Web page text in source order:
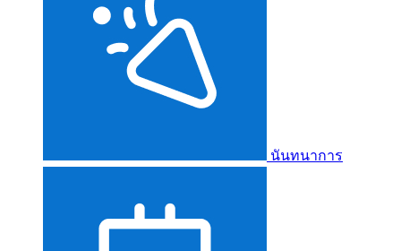
นันทนาการ